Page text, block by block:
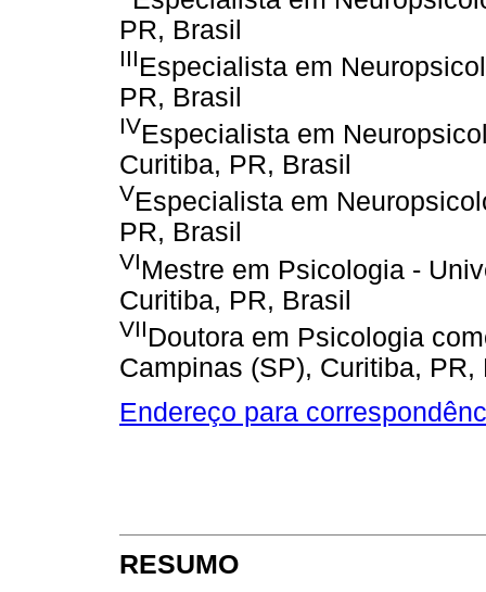
PR, Brasil
IIIEspecialista em
PR, Brasil
IVEspecialista em
Curitiba, PR, Brasil
VEspecialista em
PR, Brasil
VIMestre em Psicologia -
Curitiba, PR, Brasil
VIIDoutora em Psicologia
Campinas (SP), Curitiba, PR,
Endereço para
RESUMO